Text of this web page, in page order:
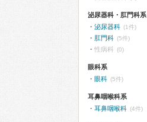
泌尿器科・肛門科系
泌尿器科 (1件)
肛門科 (5件)
性病科 (0)
眼科系
眼科 (5件)
耳鼻咽喉科系
耳鼻咽喉科 (4件)